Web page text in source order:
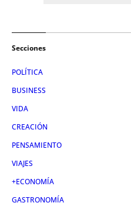
Secciones
POLÍTICA
BUSINESS
VIDA
CREACIÓN
PENSAMIENTO
VIAJES
+ECONOMÍA
GASTRONOMÍA